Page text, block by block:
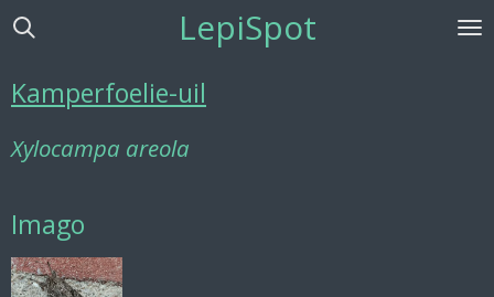
Ga
de
LepiSpot
Kamperfoelie-uil
Xylocampa areola
Imago